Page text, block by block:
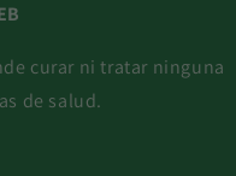
curar ni tratar ninguna
de salud.